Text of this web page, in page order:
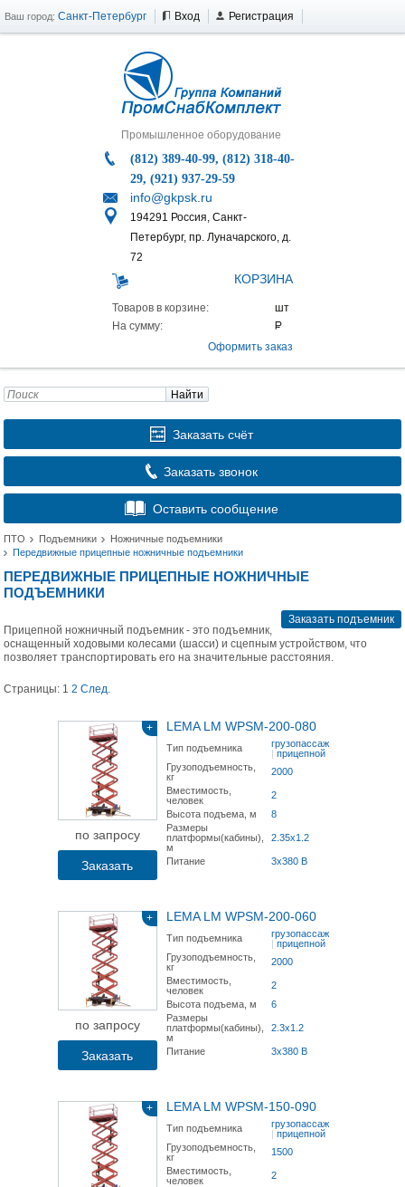
Ваш город: Санкт-Петербург Вход Регистрация
Промышленное оборудование
(812) 389-40-99, (812) 318-40-
29, (921) 937-29-59
info@gkpsk.ru
194291 Россия, Санкт-
Петербург, пр. Луначарского, д.
72
КОРЗИНА
Товаров в корзине:
На сумму:
Оформить заказ
Найти
Заказать счёт
Заказать звонок
Оставить сообщение
ПТО Подъемники
Ножничные подъемники
Передвижные прицепные ножничные подъемники
ПЕРЕДВИЖНЫЕ ПРИЦЕПНЫЕ НОЖНИЧНЫЕ
ПОДЪЕМНИКИ
Заказать подъемник
Прицепной ножничный подъемник - это подъемник,
оснащенный ходовыми колесами (шасси) и сцепным устройством, что
позволяет транспортировать его на значительные расстояния.
Страницы: 1 2 След.
+
по запросу
Заказать
LEMA LM WPSM-200-080
Тип подъемника
грузопассажирский
| прицепной
Грузоподъемность,
кг
2000
Вместимость,
человек
2
Высота подъема, м
8
Размеры
платформы(кабины),
м
2.35х1.2
Питание 3x380 В
+
по запросу
Заказать
LEMA LM WPSM-200-060
Тип подъемника
грузопассажирский
| прицепной
Грузоподъемность,
кг
2000
Вместимость,
человек
2
Высота подъема, м
6
Размеры
платформы(кабины),
м
2.3х1.2
Питание 3x380 В
+ LEMA LM WPSM-150-090
Тип подъемника
грузопассажирский
| прицепной
Грузоподъемность,
кг
1500
Вместимость,
человек
2